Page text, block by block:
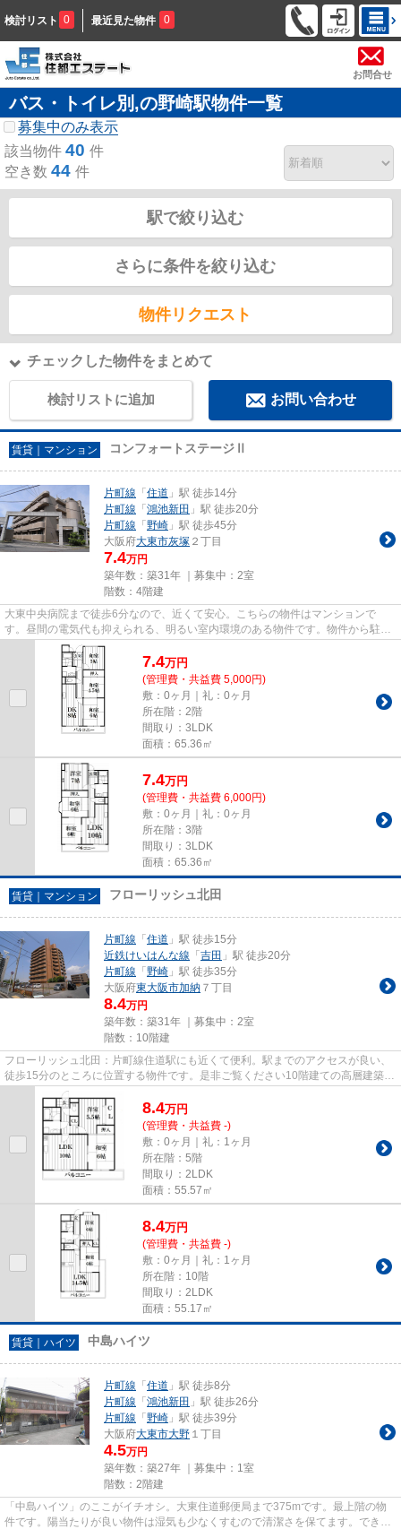
検討リスト 0 最近見た物件 0
お問合せ
バス・トイレ別,の野崎駅物件一覧
募集中のみ表示
該当物件 40 件
空き数 44 件
駅で絞り込む
さらに条件を絞り込む
物件リクエスト
チェックした物件をまとめて
検討リストに追加 お問い合わせ
賃貸｜マンション コンフォートステージⅡ
片町線 「 住道 」駅 徒歩14分
片町線 「 鴻池新田 」駅 徒歩20分
片町線 「 野崎 」駅 徒歩45分
大阪府大東市灰塚 ２丁目
7.4万円
築年数：築31年 ｜募集中： 2室
階数：4階建
大東中央病院まで徒歩6分なので、近くて安心。こちらの物件はマンションで
す。昼間の電気代も抑えられる、明るい室内環境のある物件です。物件から駐車
場までの距離は300mです。住都エ...
7.4万円
(管理費・共益費 5,000円)
敷：0ヶ月｜礼：0ヶ月
所在階：2階
間取り：3LDK
面積：65.36㎡
7.4万円
(管理費・共益費 6,000円)
敷：0ヶ月｜礼：0ヶ月
所在階：3階
間取り：3LDK
面積：65.36㎡
賃貸｜マンション フローリッシュ北田
片町線 「 住道 」駅 徒歩15分
近鉄けいはんな線 「 吉田 」駅 徒歩20分
片町線 「 野崎 」駅 徒歩35分
大阪府東大阪市加納 ７丁目
8.4万円
築年数：築31年 ｜募集中： 2室
階数：10階建
フローリッシュ北田：片町線住道駅にも近くて便利。駅までのアクセスが良い、
徒歩15分のところに位置する物件です。是非ご覧ください10階建ての高層建築。
こちらの物件はマンションで...
8.4万円
(管理費・共益費 -)
敷：0ヶ月｜礼：1ヶ月
所在階：5階
間取り：2LDK
面積：55.57㎡
8.4万円
(管理費・共益費 -)
敷：0ヶ月｜礼：1ヶ月
所在階：10階
間取り：2LDK
面積：55.17㎡
賃貸｜ハイツ 中島ハイツ
片町線 「 住道 」駅 徒歩8分
片町線 「 鴻池新田 」駅 徒歩26分
片町線 「 野崎 」駅 徒歩39分
大阪府大東市大野 １丁目
4.5万円
築年数：築27年 ｜募集中： 1室
階数：2階建
「中島ハイツ」のここがイチオシ。大東住道郵便局まで375mです。最上階の物
件です。陽当たりが良い物件は湿気も少なくすむので清潔さを保てます。できる